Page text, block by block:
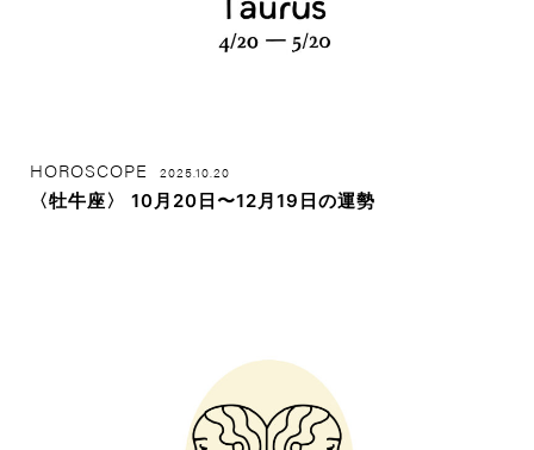
HOROSCOPE 2025.10.20
〈牡牛座〉 10月20日〜12月19日の運勢